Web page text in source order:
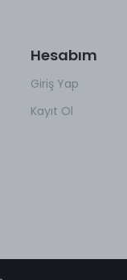
Hesabım
Giriş Yap
Kayıt Ol